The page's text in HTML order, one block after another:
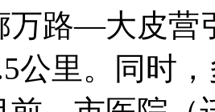
万路—大皮营
公里。同时